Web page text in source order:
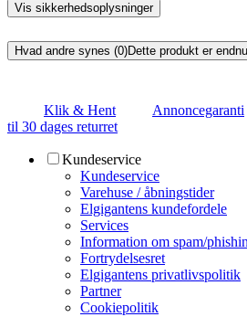
Vis sikkerhedsoplysninger
Hvad andre synes (0)Dette produkt er
Klik & Hent Annoncegaranti
til 30 dages returret
Kundeservice
Kundeservice
Varehuse / åbningstider
Elgigantens kundefordele
Services
Information om spam/
Fortrydelsesret
Elgigantens privatlivspolitik
Partner
Cookiepolitik